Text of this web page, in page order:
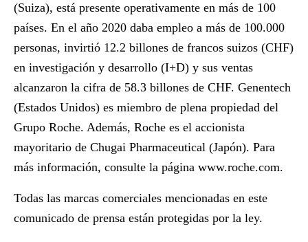
(Suiza), está presente operativamente en más de 100
países. En el año 2020 daba empleo a más de 100.000
personas, invirtió 12.2 billones de francos suizos (CHF)
en investigación y desarrollo (I+D) y sus ventas
alcanzaron la cifra de 58.3 billones de CHF. Genentech
(Estados Unidos) es miembro de plena propiedad del
Grupo Roche. Además, Roche es el accionista
mayoritario de Chugai Pharmaceutical (Japón). Para
más información, consulte la página www.roche.com.
Todas las marcas comerciales mencionadas en este
comunicado de prensa están protegidas por la ley.